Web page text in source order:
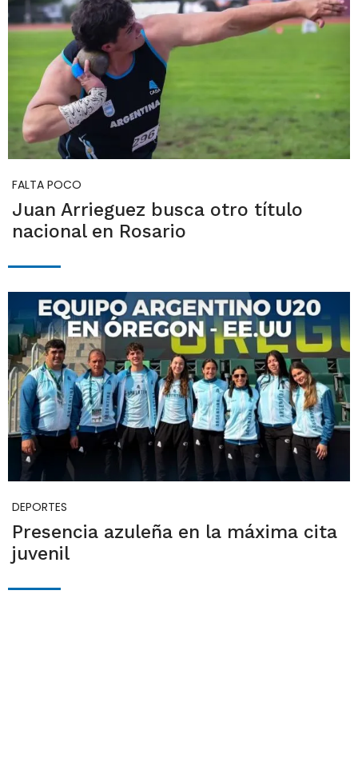
FALTA POCO
Juan Arrieguez busca otro título
nacional en Rosario
DEPORTES
Presencia azuleña en la máxima cita
juvenil